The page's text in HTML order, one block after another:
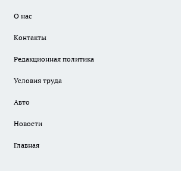
О нас
Контакты
Редакционная политика
Условия труда
Авто
Новости
Главная